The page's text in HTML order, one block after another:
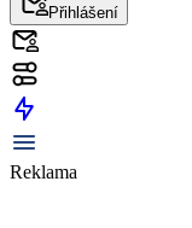
Přihlášení
Reklama